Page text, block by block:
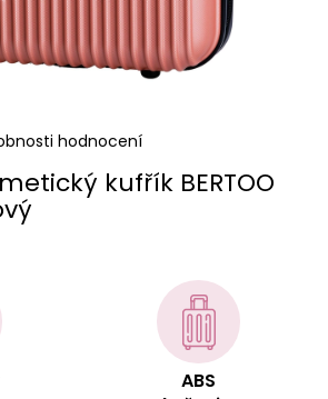
hodnocení
kufřík BERTOO
ABS